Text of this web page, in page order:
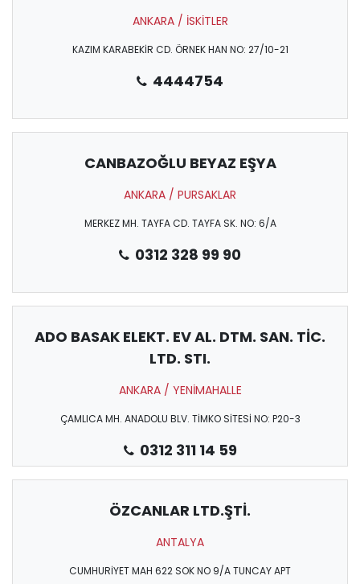
ANKARA / İSKİTLER
KAZIM KARABEKİR CD. ÖRNEK HAN NO: 27/10-21
4444754
CANBAZOĞLU BEYAZ EŞYA
ANKARA / PURSAKLAR
MERKEZ MH. TAYFA CD. TAYFA SK. NO: 6/A
0312 328 99 90
ADO BASAK ELEKT. EV AL. DTM. SAN. TİC.
LTD. STI.
ANKARA / YENİMAHALLE
ÇAMLICA MH. ANADOLU BLV. TİMKO SİTESİ NO: P20-3
0312 311 14 59
ÖZCANLAR LTD.ŞTİ.
ANTALYA
CUMHURİYET MAH 622 SOK NO 9/A TUNCAY APT